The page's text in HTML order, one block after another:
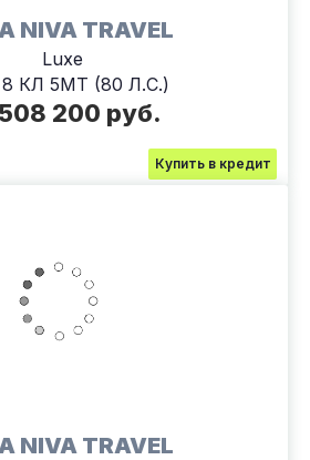
NIVA TRAVEL
Luxe
8 КЛ 5МТ (80 Л.С.)
200 руб.
Купить в кредит
NIVA TRAVEL